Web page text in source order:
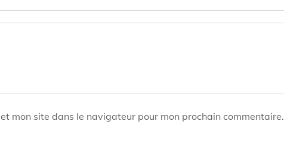
mon site dans le navigateur pour mon prochain commentaire.